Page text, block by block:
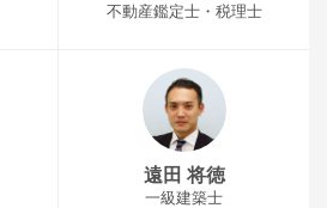
不動産鑑定士・税理士
遠田 将徳
一級建築士